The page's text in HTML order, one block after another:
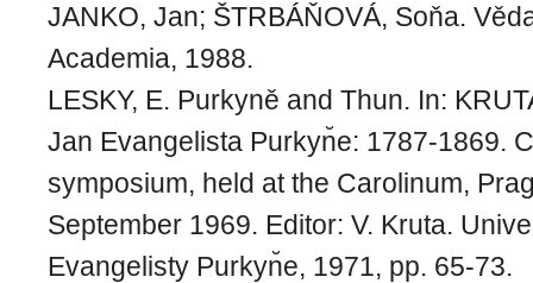
JANKO, Jan; ŠTRBÁŇOVÁ, Soňa.
Academia, 1988.
LESKY, E. Purkyně and Thun. In:
Jan Evangelista Purkyn̆e: 1787-1869.
symposium, held at the Carolinum,
September 1969. Editor: V. Kruta.
Evangelisty Purkyn̆e, 1971, pp. 65-73.